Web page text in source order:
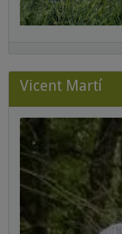
Vicent Martí